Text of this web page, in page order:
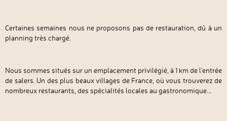
Certaines semaines nous ne proposons pas de restauration, dû à un
planning très chargé.
Nous sommes situés sur un emplacement privilégié, à 1 km de l'entrée
de salers. Un des plus beaux villages de France, où vous trouverez de
nombreux restaurants, des spécialités locales au gastronomique. ..